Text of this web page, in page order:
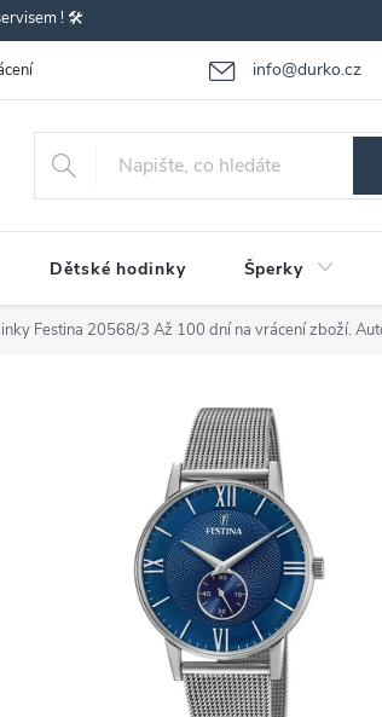
! 🛠️
info@durko.cz
- výměna zboží Reklamace zboží
Dětské hodinky Šperky
Festina 20568/3 Až 100 dní na vrácení zboží.